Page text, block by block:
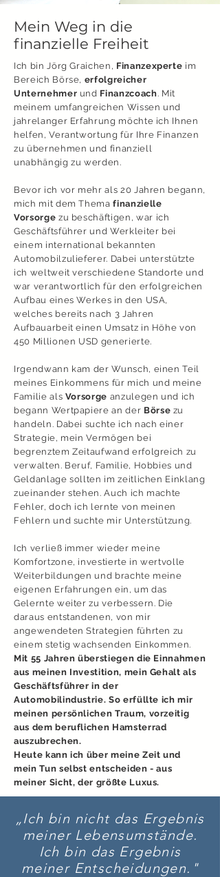
Mein Weg in die
finanzielle Freiheit
Ich bin Jörg Graichen, Finanzexperte im
Bereich Börse, erfolgreicher
Unternehmer und Finanzcoach. Mit
meinem umfangreichen Wissen und
jahrelanger Erfahrung möchte ich Ihnen
helfen, Verantwortung für Ihre Finanzen
zu übernehmen und finanziell
unabhängig zu werden.
Bevor ich vor mehr als 20 Jahren begann,
mich mit dem Thema finanzielle
Vorsorge zu beschäftigen, war ich
Geschäftsführer und Werkleiter bei
einem international bekannten
Automobilzulieferer. Dabei unterstützte
ich weltweit verschiedene Standorte und
war verantwortlich für den erfolgreichen
Aufbau eines Werkes in den USA,
welches bereits nach 3 Jahren
Aufbauarbeit einen Umsatz in Höhe von
450 Millionen USD generierte.
Irgendwann kam der Wunsch, einen Teil
meines Einkommens für mich und meine
Familie als Vorsorge anzulegen und ich
begann Wertpapiere an der Börse zu
handeln. Dabei suchte ich nach einer
Strategie, mein Vermögen bei
begrenztem Zeitaufwand erfolgreich zu
verwalten. Beruf, Familie, Hobbies und
Geldanlage sollten im zeitlichen Einklang
zueinander stehen. Auch ich machte
Fehler, doch ich lernte von meinen
Fehlern und suchte mir Unterstützung.
Ich verließ immer wieder meine
Komfortzone, investierte in wertvolle
Weiterbildungen und brachte meine
eigenen Erfahrungen ein, um das
Gelernte weiter zu verbessern. Die
daraus entstandenen, von mir
angewendeten Strategien führten zu
einem stetig wachsenden Einkommen.
Mit 55 Jahren überstiegen die Einnahmen
aus meinen Investition, mein Gehalt als
Geschäftsführer in der
Automobilindustrie. So erfüllte ich mir
meinen persönlichen Traum, vorzeitig
aus dem beruflichen Hamsterrad
auszubrechen.
Heute kann ich über meine Zeit und
mein Tun selbst entscheiden - aus
meiner Sicht, der größte Luxus.
„Ich bin nicht das Ergebnis
meiner Lebensumstände.
Ich bin das Ergebnis
meiner Entscheidungen."